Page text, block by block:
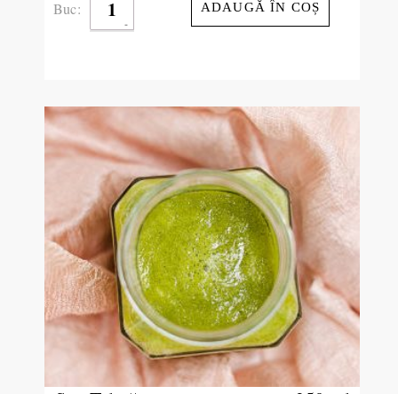
Buc: ADAUGĂ ÎN COȘ